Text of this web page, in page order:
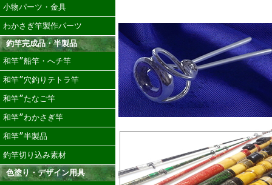
小物パーツ・金具
わかさぎ竿製作パーツ
釣竿完成品・半製品
和竿”船竿・へチ竿
和竿”穴釣りテトラ竿
和竿”たなご竿
和竿”わかさぎ竿
和竿”半製品
釣竿切り込み素材
色塗り・デザイン用具